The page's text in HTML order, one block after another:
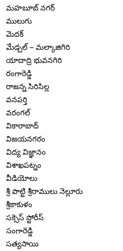
మహబూబ్ నగర్
ములుగు
మెదక్
మేడ్చల్ – మల్కాజిగిరి
యాదాద్రి భువనగిరి
రంగారెడ్డి
రాజన్న సిరిసిల్ల
వనపర్తి
వరంగల్
వికారాబాద్
విజయనగరం
విద్య విజ్ఞానం
విశాఖపట్నం
వీడియోలు
శ్రీ పొట్టి శ్రీరాములు నెల్లూరు
శ్రీకాకుళం
సక్సెస్ స్టోరీస్
సంగారెడ్డి
సత్యసాయి